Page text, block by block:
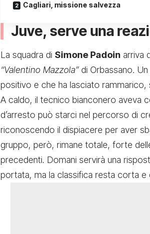
Cagliari, missione salvezza
Juve, serve una
La squadra di Simone Padoin arriva
“Valentino Mazzola”di Orbassano.
positivo e che ha lasciato
A caldo, il tecnico bianconero aveva
d’arresto può starci nel percorso di
riconoscendo il dispiacere per aver
gruppo, però, rimane totale, forte
precedenti. Domani servirà una
portata, ma la classifica resta corta e